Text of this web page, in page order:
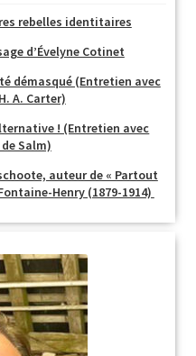
rebelles identitaires
d’Évelyne Cotinet
démasqué (Entretien avec
A. Carter)
! (Entretien avec
Salm)
auteur de « Partout
Henry (1879-1914)